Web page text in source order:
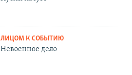
ЛИЦОМ К СОБЫТИЮ
Невоенное дело